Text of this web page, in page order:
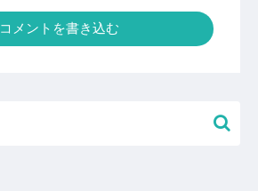
コメントを書き込む